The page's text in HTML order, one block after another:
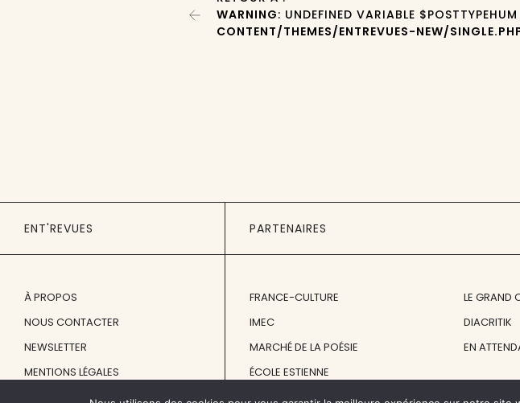
WARNING: UNDEFINED VARIABLE
CONTENT/THEMES/ENTREVUES-NEW/
ENT'REVUES
À PROPOS
NOUS CONTACTER
NEWSLETTER
MENTIONS LÉGALES
PARTENAIRES
FRANCE-CULTURE
IMEC
MARCHÉ DE LA POÉSIE
ÉCOLE ESTIENNE
LE GRAND
DIACRITIK
EN